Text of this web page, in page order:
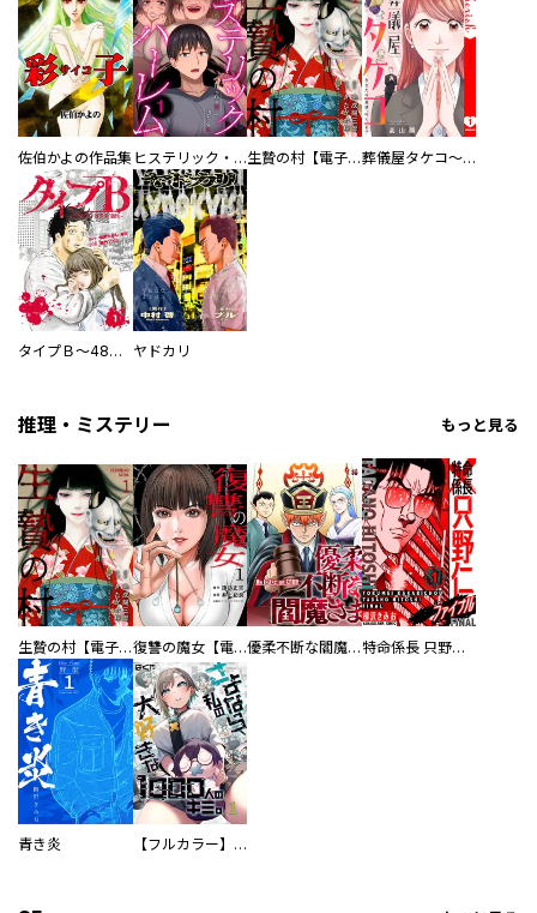
佐伯かよの作品集 ヒステリック・ハーレム～搾られる男と堕ちる女～【電子単行本版】 生贄の村【電子単行本版】 葬儀屋タケコ～あなたの最期、叶えます【電子単行本版】
タイプＢ～48時間後、致死率100％～【単話】 ヤドカリ
推理・ミステリー もっと見る
生贄の村【電子単行本版】 復讐の魔女【電子単行本版】 優柔不断な閻魔さま 特命係長 只野仁ファイナル 愛蔵版
青き炎 【フルカラー】さよなら、私の大好きな１０００人のキミ。